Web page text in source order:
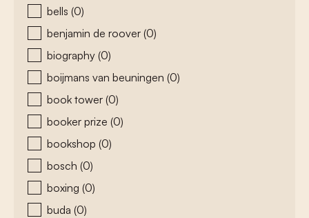
bells (0)
benjamin de roover (0)
biography (0)
boijmans van beuningen (0)
book tower (0)
booker prize (0)
bookshop (0)
bosch (0)
boxing (0)
buda (0)